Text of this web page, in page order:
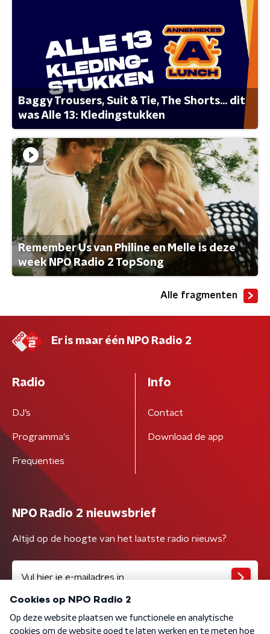
Baggy Trousers, Suit & Tie, The Shorts... dit
was Alle 13: Kledingstukken
Remember Us van Philine en Melle is deze
week NPO Radio 2 TopSong
Alle fragmenten
Er is maar één NPO Radio 2
Radio
DJ’s
Programma's
Frequenties
Info
Contact
Download de app
NPO Radio 2 nieuwsbrief
Altijd op de hoogte van het laatste radio nieuws?